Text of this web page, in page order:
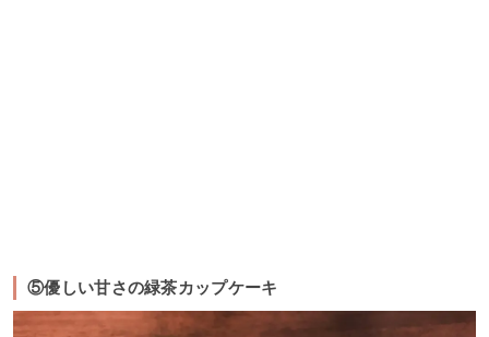
⑤優しい甘さの緑茶カップケーキ